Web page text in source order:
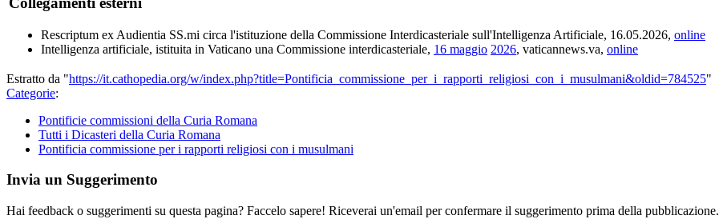
Rescriptum ex Audientia SS.mi circa l'istituzione della Commissione Interdicasteriale sull'Intelligenza Artificiale, 16.05.2026, online
Intelligenza artificiale, istituita in Vaticano una Commissione interdicasteriale, 16 maggio 2026, vaticannews.va, online
Estratto da "https://it.cathopedia.org/w/index.php?title=Pontificia_commissione_per_i_rapporti_religiosi_con_i_musulmani&oldid=784525"
Categorie:
Pontificie commissioni della Curia Romana
Tutti i Dicasteri della Curia Romana
Pontificia commissione per i rapporti religiosi con i musulmani
Invia un Suggerimento
Hai feedback o suggerimenti su questa pagina? Faccelo sapere! Riceverai un'email per confermare il suggerimento prima della pubblicazione.